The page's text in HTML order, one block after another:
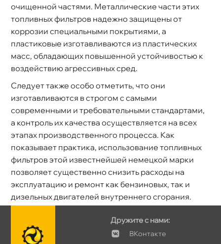
очищенной частями. Металлические части этих
топливных фильтров надежно защищены от
коррозии специальными покрытиями, а
пластиковые изготавливаются из пластических
масс, обладающих повышенной устойчивостью к
оздействию агрессивных сред.
Следует также особо отметить, что они
изготавливаются в строгом с самыми
современными и требовательными стандартами,
а контроль их качества осуществляется на всех
этапах производственного процесса. Как
показывает практика, использование топливных
фильтров этой известнейшей немецкой марки
позволяет существенно снизить расходы на
эксплуатацию и ремонт как бензиновых, так и
дизельных двигателей внутреннего сгорания.
Дружите с нами:
Контакте